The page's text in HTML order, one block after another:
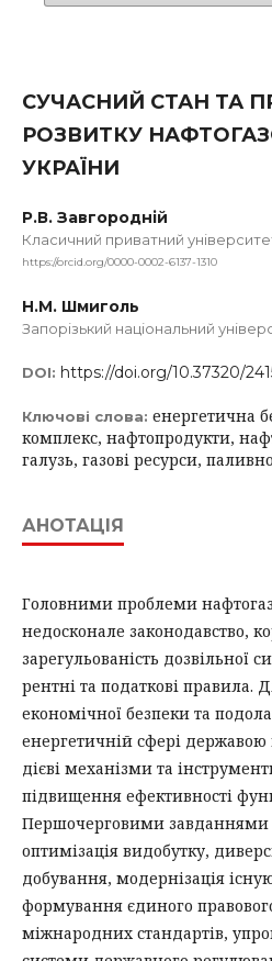
СУЧАСНИЙ СТАН ТА
РОЗВИТКУ
УКРАЇНИ
Р.В. Завгородній
Класичний приватний
https://orcid.org/0000-0002-6137-1310
Н.М. Шмиголь
Запорізький національний
DOI: https://doi.org/10.37320/
Ключові слова: енергетична
комплекс, нафтопродукти,
галузь, газові ресурси,
АНОТАЦІЯ
Головними проблеми
недосконале законодавство,
зарегульованість дозвільної
рентні та податкові правила.
економічної безпеки та
енергетичній сфері
дієві механізми та
підвищення ефективності
Першочерговими завданнями
оптимізація видобутку,
добування, модернізація
формування єдиного
міжнародних стандартів,